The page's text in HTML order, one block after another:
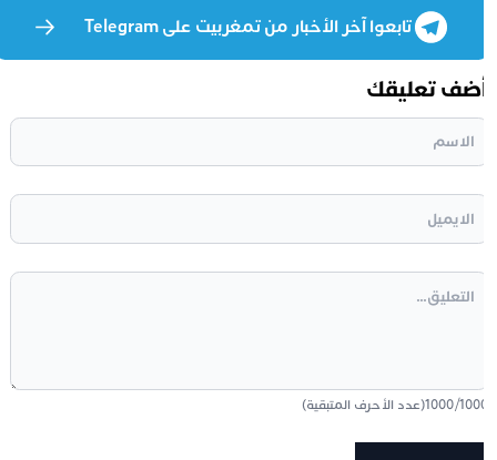
تابعوا آخر الأخبار من تمغربيت على Telegram
تعليقك
/
1000(عدد الأحرف المتبقية)